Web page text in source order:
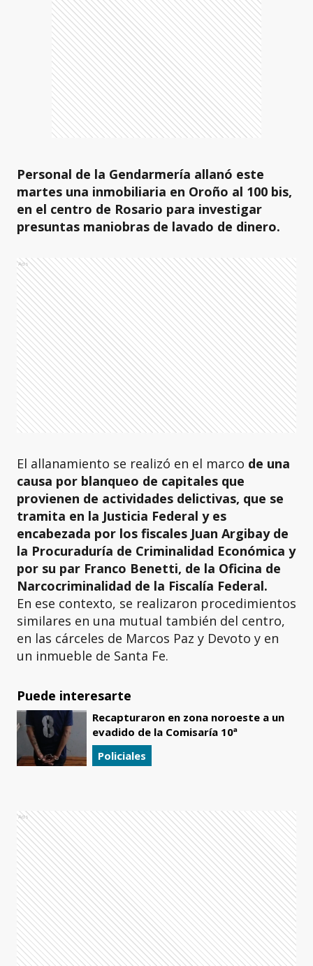
Personal de la Gendarmería allanó este
martes una inmobiliaria en Oroño al 100 bis,
en el centro de Rosario para investigar
presuntas maniobras de lavado de dinero.
Ads
El allanamiento se realizó en el marco de una
causa por blanqueo de capitales que
provienen de actividades delictivas, que se
tramita en la Justicia Federal y es
encabezada por los fiscales Juan Argibay de
la Procuraduría de Criminalidad Económica y
por su par Franco Benetti, de la Oficina de
Narcocriminalidad de la Fiscalía Federal.
En ese contexto, se realizaron procedimientos
similares en una mutual también del centro,
en las cárceles de Marcos Paz y Devoto y en
un inmueble de Santa Fe.
Puede interesarte
Recapturaron en zona noroeste a un
evadido de la Comisaría 10ª
Policiales
Ads